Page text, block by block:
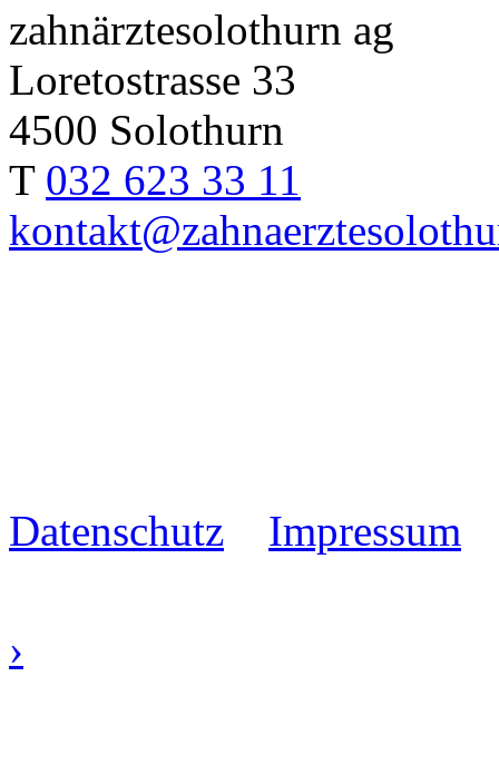
zahnärztesolothurn ag
Loretostrasse 33
4500 Solothurn
T 032 623 33 11
Datenschutz Impressum
›